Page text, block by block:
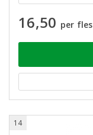
16,50 per fles
14